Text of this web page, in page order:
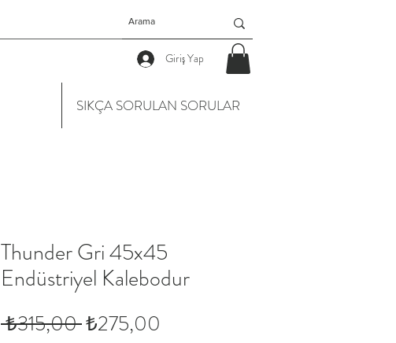
Giriş Yap
SIKÇA SORULAN SORULAR
Thunder Gri 45x45
Endüstriyel Kalebodur
₺315,00 Normal
₺275,00